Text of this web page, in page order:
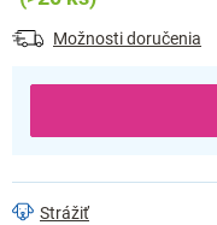
Možnosti doručenia
Strážiť